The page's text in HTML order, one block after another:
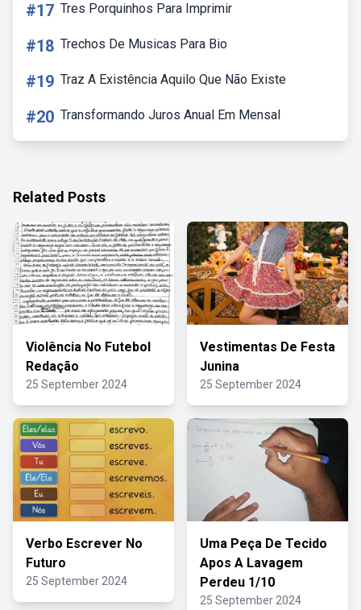
#17 Tres Porquinhos Para Imprimir
#18 Trechos De Musicas Para Bio
#19 Traz A Existência Aquilo Que Não Existe
#20 Transformando Juros Anual Em Mensal
Related Posts
Violência No Futebol
Redação
25 September 2024
Vestimentas De Festa
Junina
25 September 2024
Verbo Escrever No
Futuro
25 September 2024
Uma Peça De Tecido
Apos A Lavagem
Perdeu 1/10
25 September 2024